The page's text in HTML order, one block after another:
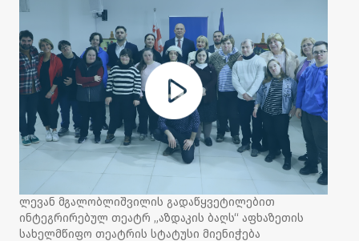
ლევან მგალობლიშვილის გადაწყვეტილებით
ინტეგრირებულ თეატრ „აზდაკის ბაღს“ აფხაზეთის
სახელმწიფო თეატრის სტატუსი მიენიჭება